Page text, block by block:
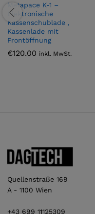
Metapace K-1 –
Elektronische
Kassenschublade ,
Kassenlade mit
Frontöffnung
€120.00 inkl. MwSt.
Quellenstraße 169
A - 1100 Wien
+43 699 11125309